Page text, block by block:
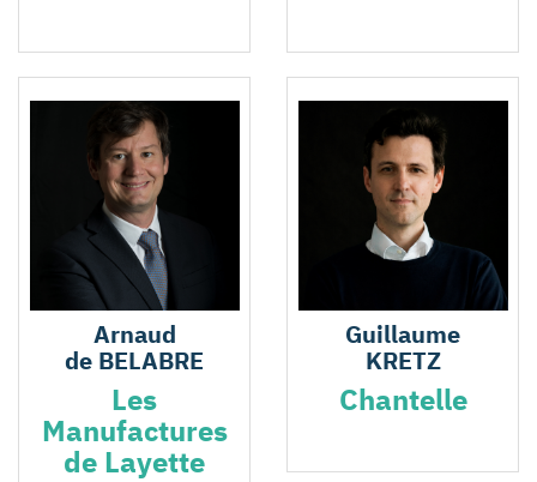
Arnaud
de BELABRE
Les
Manufactures
de Layette
Guillaume
KRETZ
Chantelle